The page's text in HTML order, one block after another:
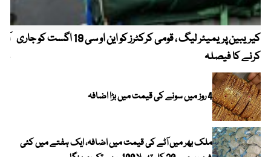
کیریبین پریمیئر لیگ ، قومی کرکٹرز کو این او سی 19 اگست کو جاری
کرنے کا فیصلہ
4 روز میں سونے کی قیمت میں بڑا اضافہ
ملک بھر میں آٹے کی قیمت میں اضافہ، ایک ہفتے میں کئی